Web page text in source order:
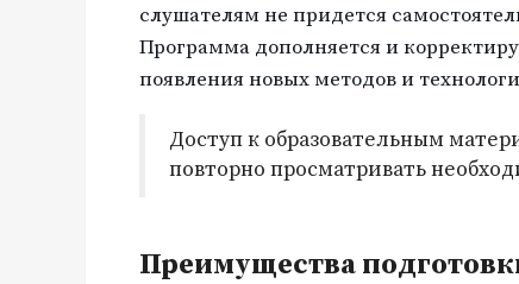
слушателям не придется
Программа дополняется и
появления новых методов и
Доступ к образовательным
повторно просматривать
Преимущества